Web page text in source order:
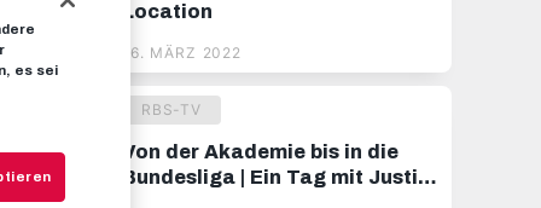
Location
16. MÄRZ 2022
RBS-TV
Von der Akademie bis in die
Bundesliga | Ein Tag mit Justin
es sei